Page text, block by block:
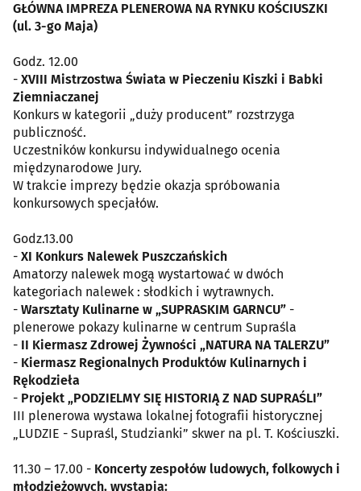
GŁÓWNA IMPREZA PLENEROWA NA RYNKU KOŚCIUSZKI
(ul. 3-go Maja)
Godz. 12.00
- XVIII Mistrzostwa Świata w Pieczeniu Kiszki i Babki
Ziemniaczanej
Konkurs w kategorii „duży producent” rozstrzyga
publiczność.
Uczestników konkursu indywidualnego ocenia
międzynarodowe Jury.
W trakcie imprezy będzie okazja spróbowania
konkursowych specjałów.
Godz.13.00
- XI Konkurs Nalewek Puszczańskich
Amatorzy nalewek mogą wystartować w dwóch
kategoriach nalewek : słodkich i wytrawnych.
- Warsztaty Kulinarne w „SUPRASKIM GARNCU” -
plenerowe pokazy kulinarne w centrum Supraśla
- II Kiermasz Zdrowej Żywności „NATURA NA TALERZU”
- Kiermasz Regionalnych Produktów Kulinarnych i
Rękodzieła
- Projekt „PODZIELMY SIĘ HISTORIĄ Z NAD SUPRAŚLI”
III plenerowa wystawa lokalnej fotografii historycznej
„LUDZIE - Supraśl, Studzianki” skwer na pl. T. Kościuszki.
11.30 – 17.00 - Koncerty zespołów ludowych, folkowych i
młodzieżowych. wystąpią: